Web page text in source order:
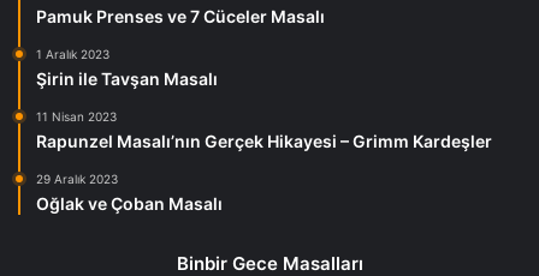
Pamuk Prenses ve 7 Cüceler Masalı
1 Aralık 2023
Şirin ile Tavşan Masalı
11 Nisan 2023
Rapunzel Masalı’nın Gerçek Hikayesi – Grimm Kardeşler
29 Aralık 2023
Oğlak ve Çoban Masalı
Binbir Gece Masalları